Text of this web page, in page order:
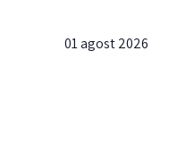
01 agost 2026